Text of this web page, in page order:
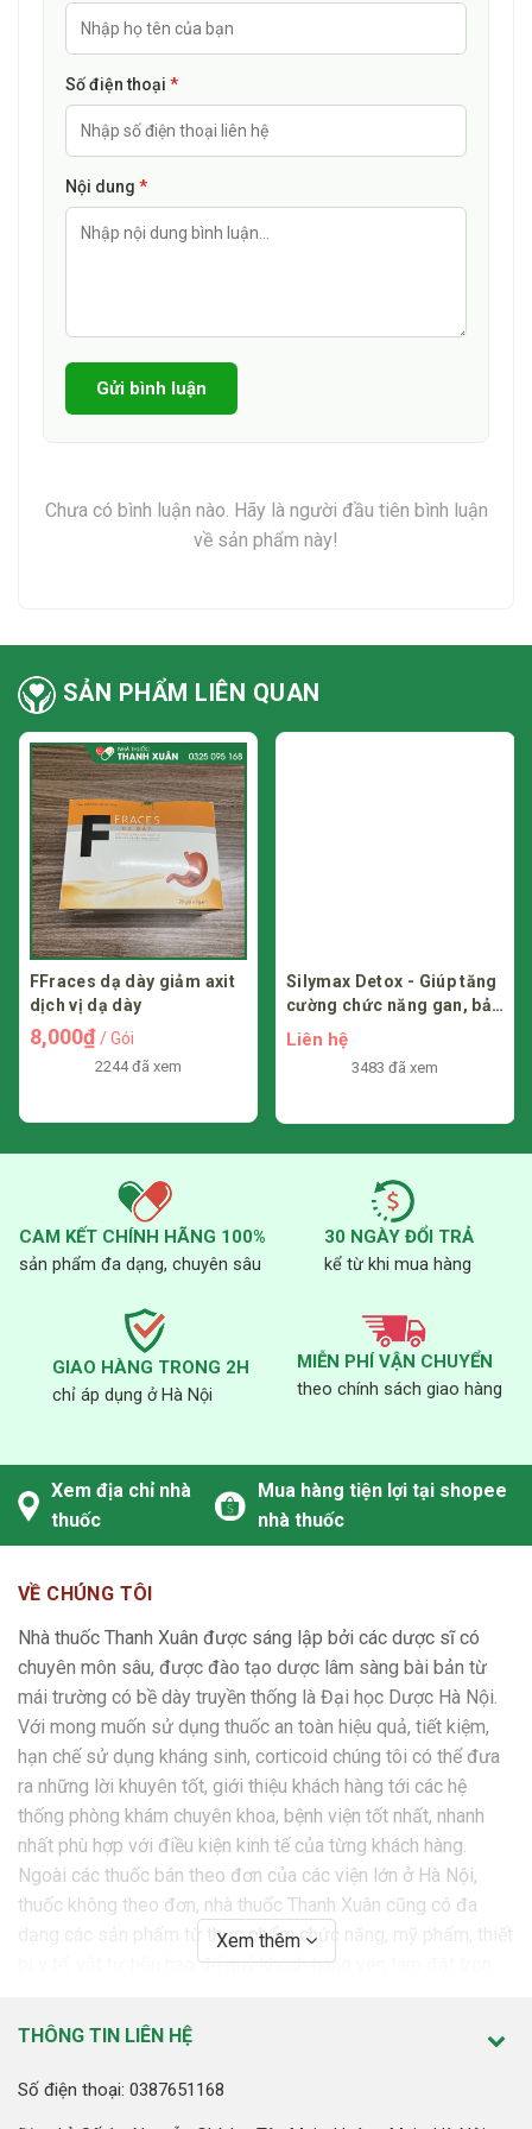
có thể giao động tùy thời điểm. Mọi người có thể tham khảo
giá tại các nhà thuốc khác nhau để mua được thuốc đảm bảo
chất lượng và giá thành hợp lý nhất.
“Những thông tin trên chỉ mang tính chất tham khảo, mọi
người nên đến thăm khám và hỏi ý kiến bác sĩ có kiến thức
chuyên môn để sử dụng an toàn và hiệu quả.”
Số điện thoại *
Nội dung *
Gửi bình luận
Chưa có bình luận nào. Hãy là người đầu tiên bình luận
về sản phẩm này!
SẢN PHẨM LIÊN QUAN
FFraces dạ dày giảm axit
dịch vị dạ dày
8,000₫/ Gói
2244 đã xem
Silymax Detox - Giúp tăng
cường chức năng gan, bảo
vệ gan
Liên hệ
3483 đã xem
CAM KẾT CHÍNH HÃNG 100%
sản phẩm đa dạng, chuyên sâu
30 NGÀY ĐỔI TRẢ
kể từ khi mua hàng
GIAO HÀNG TRONG 2H
chỉ áp dụng ở Hà Nội
MIỄN PHÍ VẬN CHUYỂN
theo chính sách giao hàng
Xem địa chỉ nhà
thuốc
Mua hàng tiện lợi tại shopee
nhà thuốc
VỀ CHÚNG TÔI
Nhà thuốc Thanh Xuân được sáng lập bởi các dược sĩ có
chuyên môn sâu, được đào tạo dược lâm sàng bài bản từ
mái trường có bề dày truyền thống là Đại học Dược Hà Nội.
Với mong muốn sử dụng thuốc an toàn hiệu quả, tiết kiệm,
hạn chế sử dụng kháng sinh, corticoid chúng tôi có thể đưa
ra những lời khuyên tốt, giới thiệu khách hàng tới các hệ
thống phòng khám chuyên khoa, bệnh viện tốt nhất, nhanh
nhất phù hợp với điều kiện kinh tế của từng khách hàng.
Ngoài các thuốc bán theo đơn của các viện lớn ở Hà Nội,
thuốc không theo đơn, nhà thuốc Thanh Xuân cũng có đa
dạng các sản phẩm từ thực phẩm chức năng, mỹ phẩm, thiết
bị y tế, vật tư tiêu hao để quý khách hàng yên tâm đặt trọn
SỨ MỆNH
Nhà thuốc Thanh Xuân cam kết mang tới những sản phẩm,
Xem thêm
THÔNG TIN LIÊN HỆ
Số điện thoại: 0387651168